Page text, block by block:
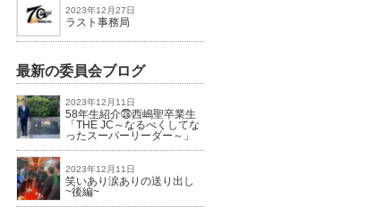
2023年12月27日
ラスト事務局
最新の委員会ブログ
2023年12月11日
58年生紹介㉘西嶋聖卒業生
「THE JC～なるべくしてな
ったスーパーリーダー～」
2023年12月11日
笑いあり涙ありの送り出し
~後編~